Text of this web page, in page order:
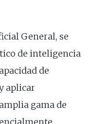
General, se
de inteligencia
de
aplicar
gama de